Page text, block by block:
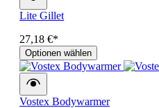
Lite Gillet
27,18 €*
Optionen wählen
Vostex Bodywarmer